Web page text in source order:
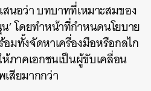
นอว่า บทบาทที่เหมาะสมของ
’ โดยทำหน้าที่กำหนดนโยบาย
มทั้งจัดหาเครื่องมือหรือกลไก
ภาคเอกชนเป็นผู้ขับเคลื่อน
สียมากกว่า